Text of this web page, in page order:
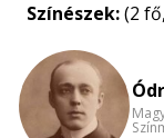
Színészek:(2